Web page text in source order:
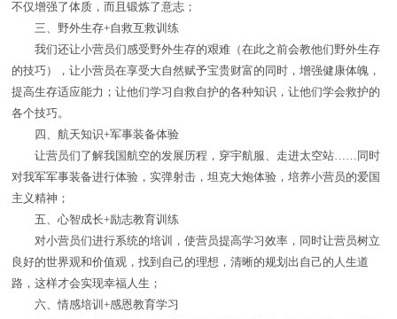
不仅增强了体质，而且锻炼了意志；
三、野外生存+自救互救训练
我们还让小营员们感受野外生存的艰难（在此之前会教他们野外生存
的技巧），让小营员在享受大自然赋予宝贵财富的同时，增强健康体魄，
提高生存适应能力；让他们学习自救自护的各种知识，让他们学会救护的
各个技巧。
四、航天知识+军事装备体验
让营员们了解我国航空的发展历程，穿宇航服、走进太空站……同时
对我军军事装备进行体验，实弹射击，坦克大炮体验，培养小营员的爱国
主义精神；
五、心智成长+励志教育训练
对小营员们进行系统的培训，使营员提高学习效率，同时让营员树立
良好的世界观和价值观，找到自己的理想，清晰的规划出自己的人生道
路，这样才会实现幸福人生；
六、情感培训+感恩教育学习